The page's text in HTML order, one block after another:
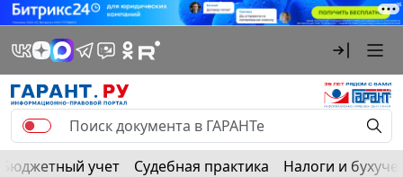
Бюджетный учет Судебная практика Налоги и